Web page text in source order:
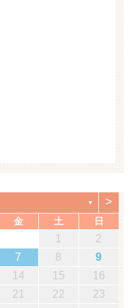
▼ >
金 土 日
1
2
7 8
9
14 15
16
21 22
23